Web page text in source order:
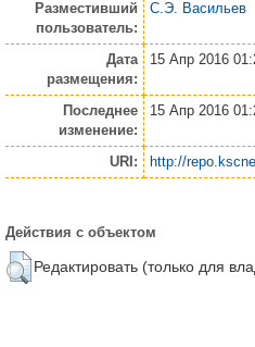
Разместивший
пользователь:
С.Э. Васильев
Дата
размещения:
15 Апр 2016
Последнее
изменение:
15 Апр 2016
URI: http://
Действия с объектом
Редактировать (только для